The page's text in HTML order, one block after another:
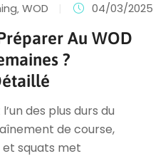
‚WOD 04/03/2025
Au WOD
?
des plus durs du
de course,
squats met